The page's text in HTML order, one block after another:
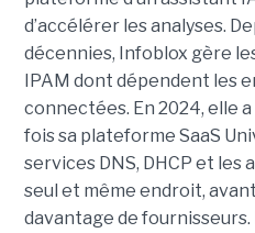
d’accélérer les analyses.
décennies, Infoblox gère
IPAM dont dépendent les
connectées. En 2024, elle
fois sa plateforme SaaS
services DNS, DHCP et les
seul et même endroit,
davantage de fournisseurs.